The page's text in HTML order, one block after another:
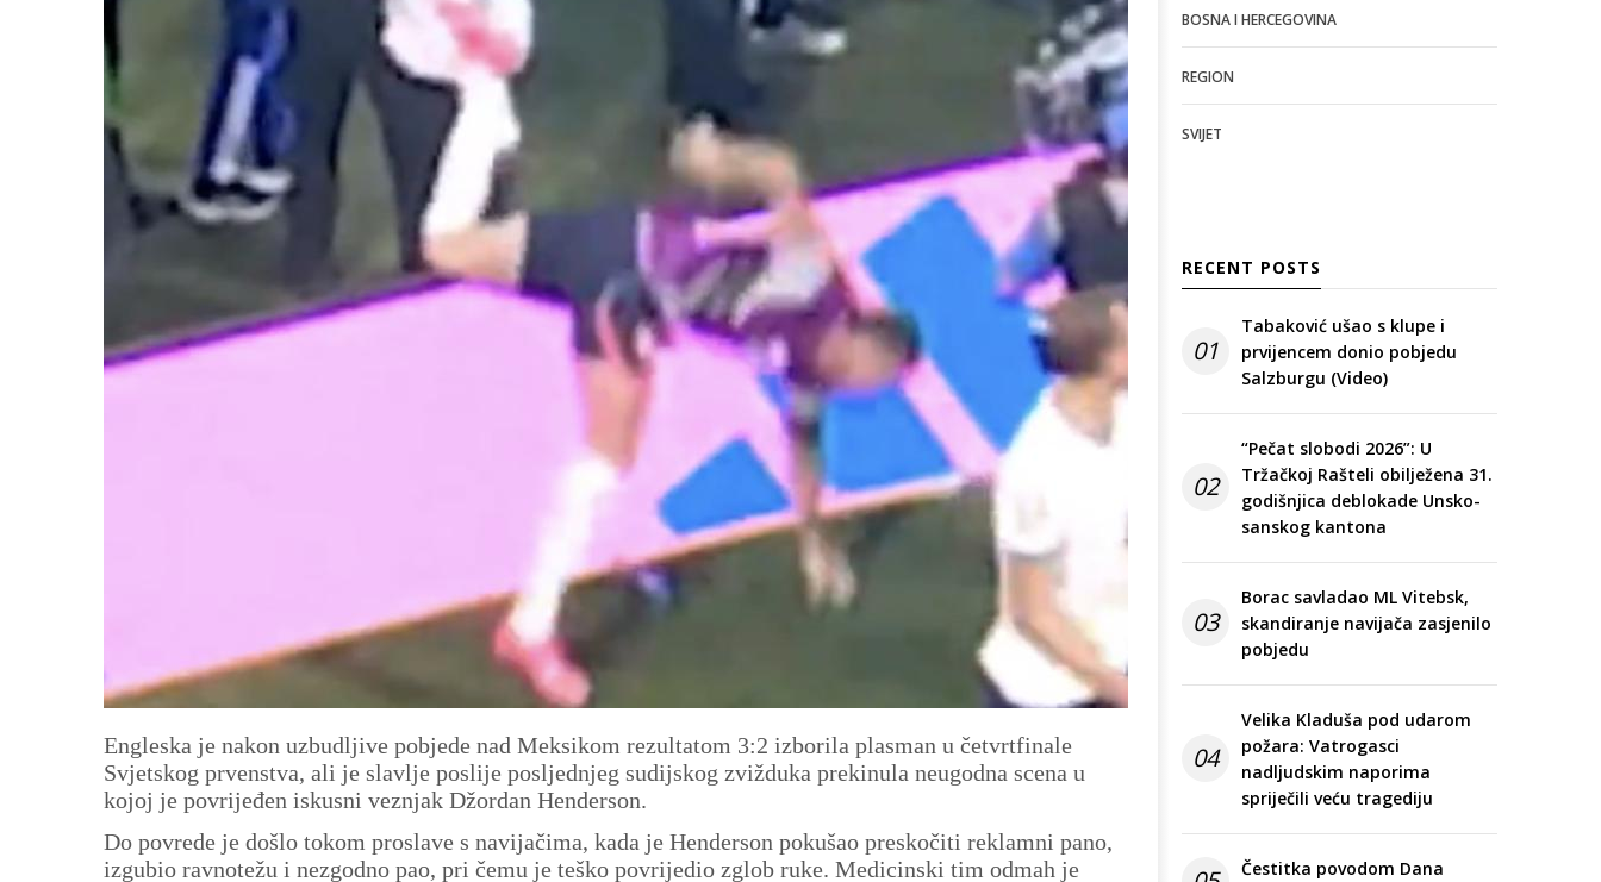
Engleska je nakon uzbudljive pobjede nad Meksikom rezultatom 3:2 izborila plasman u četvrtfinale
Svjetskog prvenstva, ali je slavlje poslije posljednjeg sudijskog zvižduka prekinula neugodna scena u
kojoj je povrijeđen iskusni veznjak Džordan Henderson.
Do povrede je došlo tokom proslave s navijačima, kada je Henderson pokušao preskočiti reklamni pano,
izgubio ravnotežu i nezgodno pao, pri čemu je teško povrijedio zglob ruke. Medicinski tim odmah je
BOSNA I HERCEGOVINA
REGION
SVIJET
RECENT POSTS
01
Tabaković ušao s klupe i
prvijencem donio pobjedu
Salzburgu (Video)
02
“Pečat slobodi 2026”: U
Tržačkoj Rašteli obilježena 31.
godišnjica deblokade Unsko-
sanskog kantona
03
Borac savladao ML Vitebsk,
skandiranje navijača zasjenilo
pobjedu
04
Velika Kladuša pod udarom
požara: Vatrogasci
nadljudskim naporima
spriječili veću tragediju
Čestitka povodom Dana